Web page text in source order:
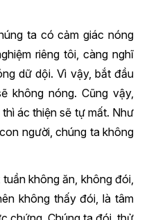
ta có cảm giác nóng
riêng tôi, càng nghĩ
dữ dội. Vì vậy, bắt đầu
không nóng. Cũng vậy,
ác thiện sẽ tự mất. Như
người, chúng ta không
không ăn, không đói,
không thấy đói, là tâm